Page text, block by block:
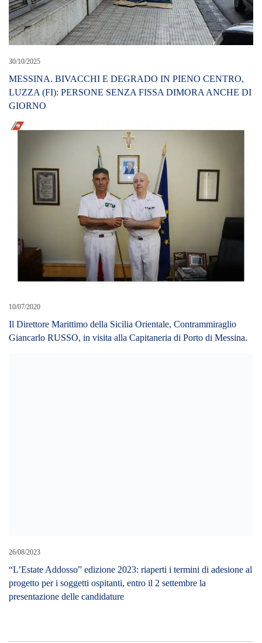
30/10/2025
MESSINA. BIVACCHI E DEGRADO IN PIENO CENTRO,
LUZZA (FI): PERSONE SENZA FISSA DIMORA ANCHE DI
GIORNO
10/07/2020
Il Direttore Marittimo della Sicilia Orientale, Contrammiraglio
Giancarlo RUSSO, in visita alla Capitaneria di Porto di Messina.
26/08/2023
“L’Estate Addosso” edizione 2023: riaperti i termini di adesione al
progetto per i soggetti ospitanti, entro il 2 settembre la
presentazione delle candidature